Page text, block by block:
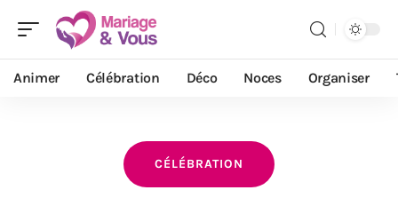
Animer Célébration Déco Noces Organiser
CÉLÉBRATION